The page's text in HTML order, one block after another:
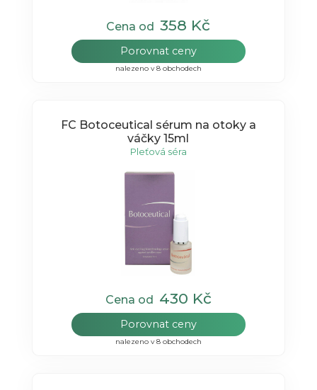
Cena od358 Kč
Porovnat ceny
nalezeno v 8 obchodech
FC Botoceutical sérum na otoky a
váčky 15ml
Pleťová séra
Cena od 430 Kč
Porovnat ceny
nalezeno v 8 obchodech